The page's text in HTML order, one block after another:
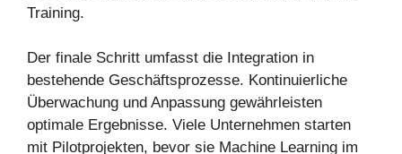
Training.
Der finale Schritt umfasst die Integration in
bestehende Geschäftsprozesse. Kontinuierliche
Überwachung und Anpassung gewährleisten
optimale Ergebnisse. Viele Unternehmen starten
mit Pilotprojekten, bevor sie Machine Learning im